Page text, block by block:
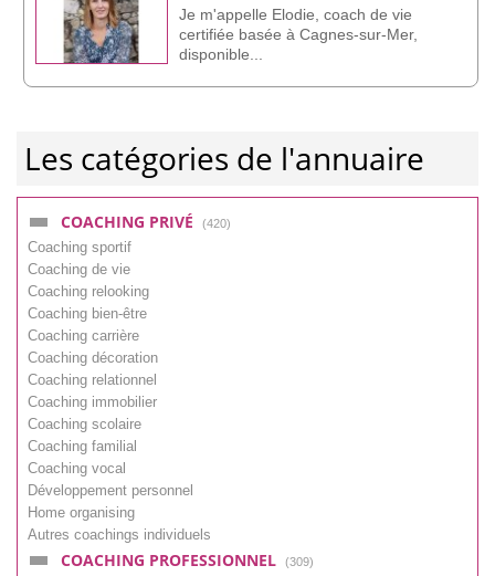
Je m'appelle Elodie, coach de vie
certifiée basée à Cagnes-sur-Mer,
disponible...
Les catégories de l'annuaire
COACHING PRIVÉ (420)
Coaching sportif
Coaching de vie
Coaching relooking
Coaching bien-être
Coaching carrière
Coaching décoration
Coaching relationnel
Coaching immobilier
Coaching scolaire
Coaching familial
Coaching vocal
Développement personnel
Home organising
Autres coachings individuels
COACHING PROFESSIONNEL (309)